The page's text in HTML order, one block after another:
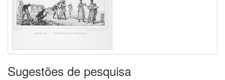
Sugestões de pesquisa